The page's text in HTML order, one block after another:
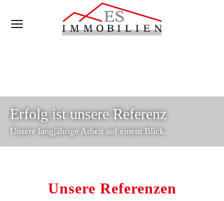
Erfolg ist unsere Referenz
Unsere langjährige Arbeit auf einem Blick.
Unsere Referenzen